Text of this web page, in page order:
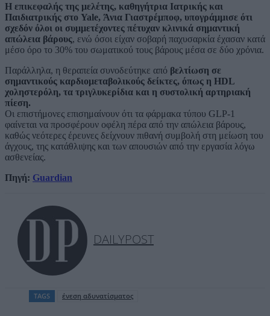
Η επικεφαλής της μελέτης, καθηγήτρια Ιατρικής και
Παιδιατρικής στο Yale, Άνια Γιαστρέμποφ, υπογράμμισε ότι
σχεδόν όλοι οι συμμετέχοντες πέτυχαν κλινικά σημαντική
απώλεια βάρους, ενώ όσοι είχαν σοβαρή παχυσαρκία έχασαν κατά
μέσο όρο το 30% του σωματικού τους βάρους μέσα σε δύο χρόνια.
Παράλληλα, η θεραπεία συνοδεύτηκε από βελτίωση σε
σημαντικούς καρδιομεταβολικούς δείκτες, όπως η HDL
χοληστερόλη, τα τριγλυκερίδια και η συστολική αρτηριακή
πίεση.
Οι επιστήμονες επισημαίνουν ότι τα φάρμακα τύπου GLP-1
φαίνεται να προσφέρουν οφέλη πέρα από την απώλεια βάρους,
καθώς νεότερες έρευνες δείχνουν πιθανή συμβολή στη μείωση του
άγχους, της κατάθλιψης και των απουσιών από την εργασία λόγω
ασθενείας.
Πηγή: Guardian
DAILYPOST
TAGS ένεση αδυνατίσματος